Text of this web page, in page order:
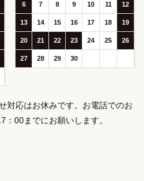
6 7 8 9 10 11 12
13 14 15 16 17 18 19
20 21 22 23 24 25 26
27 28 29 30
対応はお休みです。お電話でのお
00までにお願いします。